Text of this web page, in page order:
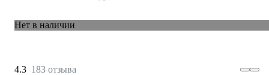
Нет в наличии
4.3 183 отзыва